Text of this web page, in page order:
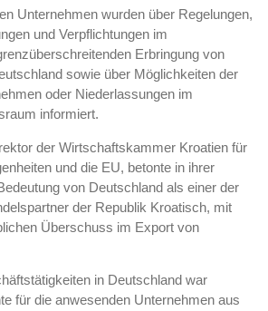
Unternehmen wurden über Regelungen,
und Verpflichtungen im
Erbringung von
sowie über Möglichkeiten der
oder Niederlassungen im
informiert.
der Wirtschaftskammer Kroatien für
und die EU, betonte in ihrer
von Deutschland als einer der
der Republik Kroatisch, mit
Überschuss im Export von
in Deutschland war
für die anwesenden Unternehmen aus